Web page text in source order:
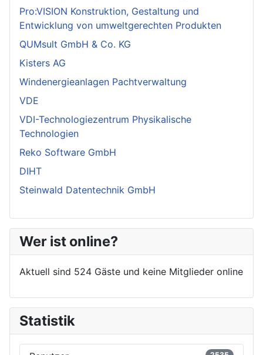
Pro:VISION Konstruktion, Gestaltung und
Entwicklung von umweltgerechten Produkten
QUMsult GmbH & Co. KG
Kisters AG
Windenergieanlagen Pachtverwaltung
VDE
VDI-Technologiezentrum Physikalische
Technologien
Reko Software GmbH
DIHT
Steinwald Datentechnik GmbH
Wer ist online?
Aktuell sind 524 Gäste und keine Mitglieder online
Statistik